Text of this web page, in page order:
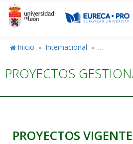
Pasar
contenido
Inicio Internacional
PROYECTOS
PROYECTOS